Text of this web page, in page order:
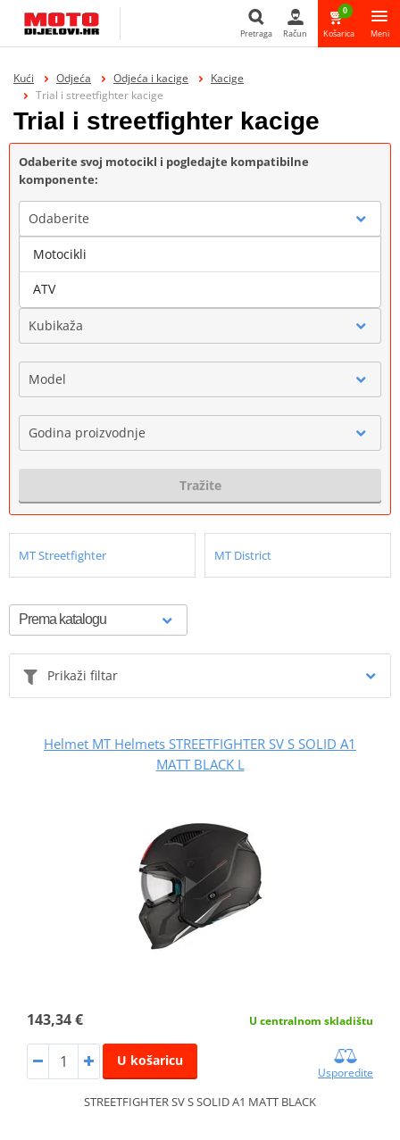
Pretraga Račun
0
Košarica Meni
Kući Odjeća Odjeća i kacige
Kacige
Trial i streetfighter kacige
Trial i streetfighter kacige
Odaberite svoj motocikl i pogledajte kompatibilne
komponente:
Odaberite
Marka
Kubikaža
Model
Godina proizvodnje
Tražite
MT Streetfighter MT District
Prikaži filtar
Helmet MT Helmets STREETFIGHTER SV S SOLID A1
MATT BLACK L
143,34 € U centralnom skladištu
U košaricu
Usporedite
STREETFIGHTER SV S SOLID A1 MATT BLACK
Motocikli
ATV